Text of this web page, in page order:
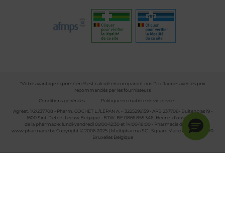
*Votre avantage exprimé en % est calculé en comparant nos Prix Jaunes avec les prix
recommandés par les fournisseurs
Conditions générales
Politique en matière de vie privée
Agréat. 1/2/237708 - Pharm. COCHET L./LEPAN A. - 3225299159 - APB 237708- Buitenplas 19 -
1600 Sint-Pieters-Leeuw Belgique - BTW: BE 0866.855.346 -Heures d'ouverture
de la pharmacie: lundi-vendredi 09:00-12:30 et 14:00-18:00 - Pharmacie de garde :
www.pharmacie.beCopyright © 2006-2025 | Multipharma SC - Square Marie Curie 30 - 1070
Bruxelles Belgique